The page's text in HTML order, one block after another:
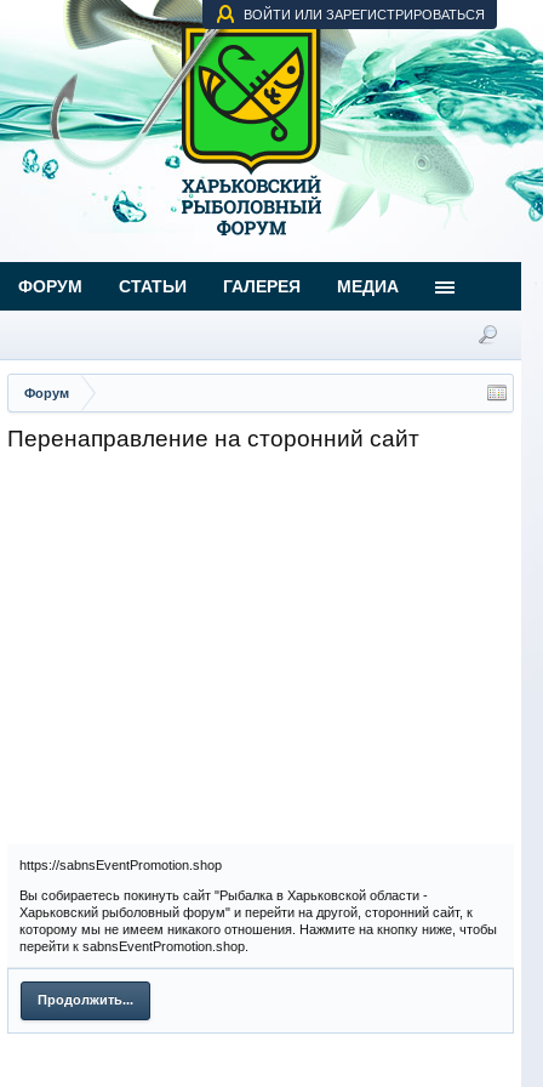
ВОЙТИ ИЛИ ЗАРЕГИСТРИРОВАТЬСЯ
Форум
Перенаправление на сторонний сайт
https://sabnsEventPromotion.shop
Вы собираетесь покинуть сайт "Рыбалка в Харьковской области -
Харьковский рыболовный форум" и перейти на другой, сторонний сайт, к
которому мы не имеем никакого отношения. Нажмите на кнопку ниже, чтобы
перейти к sabnsEventPromotion.shop.
Продолжить...
ФОРУМ СТАТЬИ ГАЛЕРЕЯ МЕДИА